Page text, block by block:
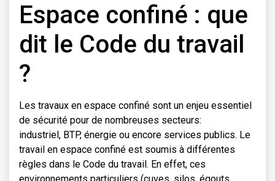
Espace confiné : que
dit le Code du travail
?
Les travaux en espace confiné sont un enjeu essentiel
de sécurité pour de nombreuses secteurs:
industriel, BTP, énergie ou encore services publics. Le
travail en espace confiné est soumis à différentes
règles dans le Code du travail. En effet, ces